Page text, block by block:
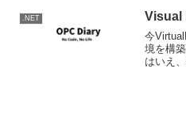
.NET Visual
今
境を構
はいえ